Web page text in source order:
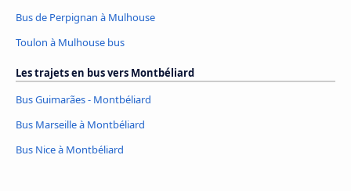
Bus de Perpignan à Mulhouse
Toulon à Mulhouse bus
Les trajets en bus vers Montbéliard
Bus Guimarães - Montbéliard
Bus Marseille à Montbéliard
Bus Nice à Montbéliard